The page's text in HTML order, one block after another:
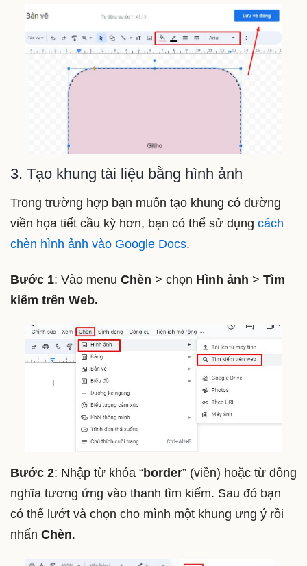
3. Tạo khung tài liệu bằng hình ảnh
Trong trường hợp bạn muốn tạo khung có đường
viền họa tiết cầu kỳ hơn, bạn có thể sử dụng cách
chèn hình ảnh vào Google Docs.
Bước 1: Vào menu Chèn > chọn Hình ảnh > Tìm
kiếm trên Web.
Bước 2: Nhập từ khóa “border” (viền) hoặc từ đồng
nghĩa tương ứng vào thanh tìm kiếm. Sau đó bạn
có thể lướt và chọn cho mình một khung ưng ý rồi
nhấn Chèn.